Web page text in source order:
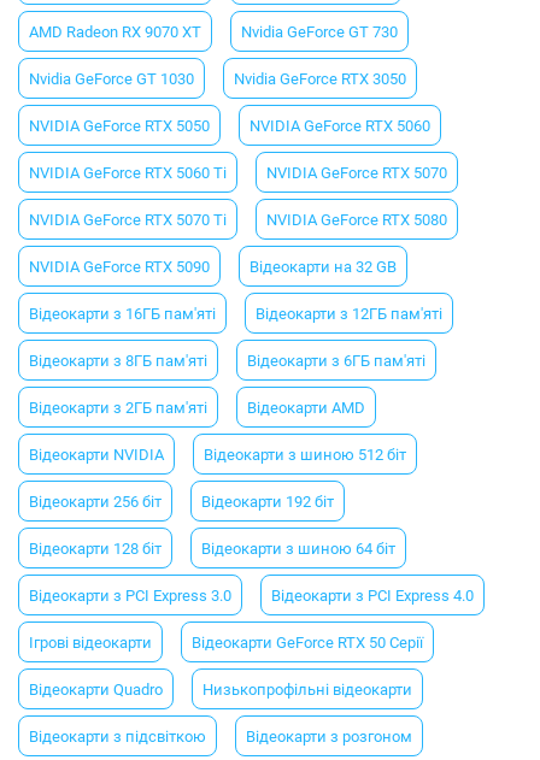
AMD Radeon RX 9070 XT Nvidia GeForce GT 730
Nvidia GeForce GT 1030 Nvidia GeForce RTX 3050
NVIDIA GeForce RTX 5050 NVIDIA GeForce RTX 5060
NVIDIA GeForce RTX 5060 Ti NVIDIA GeForce RTX 5070
NVIDIA GeForce RTX 5070 Ti NVIDIA GeForce RTX 5080
NVIDIA GeForce RTX 5090 Відеокарти на 32 GB
Відеокарти з 16ГБ пам'яті Відеокарти з 12ГБ пам'яті
Відеокарти з 8ГБ пам'яті Відеокарти з 6ГБ пам'яті
Відеокарти з 2ГБ пам'яті Відеокарти AMD
Відеокарти NVIDIA Відеокарти з шиною 512 біт
Відеокарти 256 біт Відеокарти 192 біт
Відеокарти 128 біт Відеокарти з шиною 64 біт
Відеокарти з PCI Express 3.0 Відеокарти з PCI Express 4.0
Ігрові відеокарти Відеокарти GeForce RTX 50 Серії
Відеокарти Quadro Низькопрофільні відеокарти
Відеокарти з підсвіткою Відеокарти з розгоном